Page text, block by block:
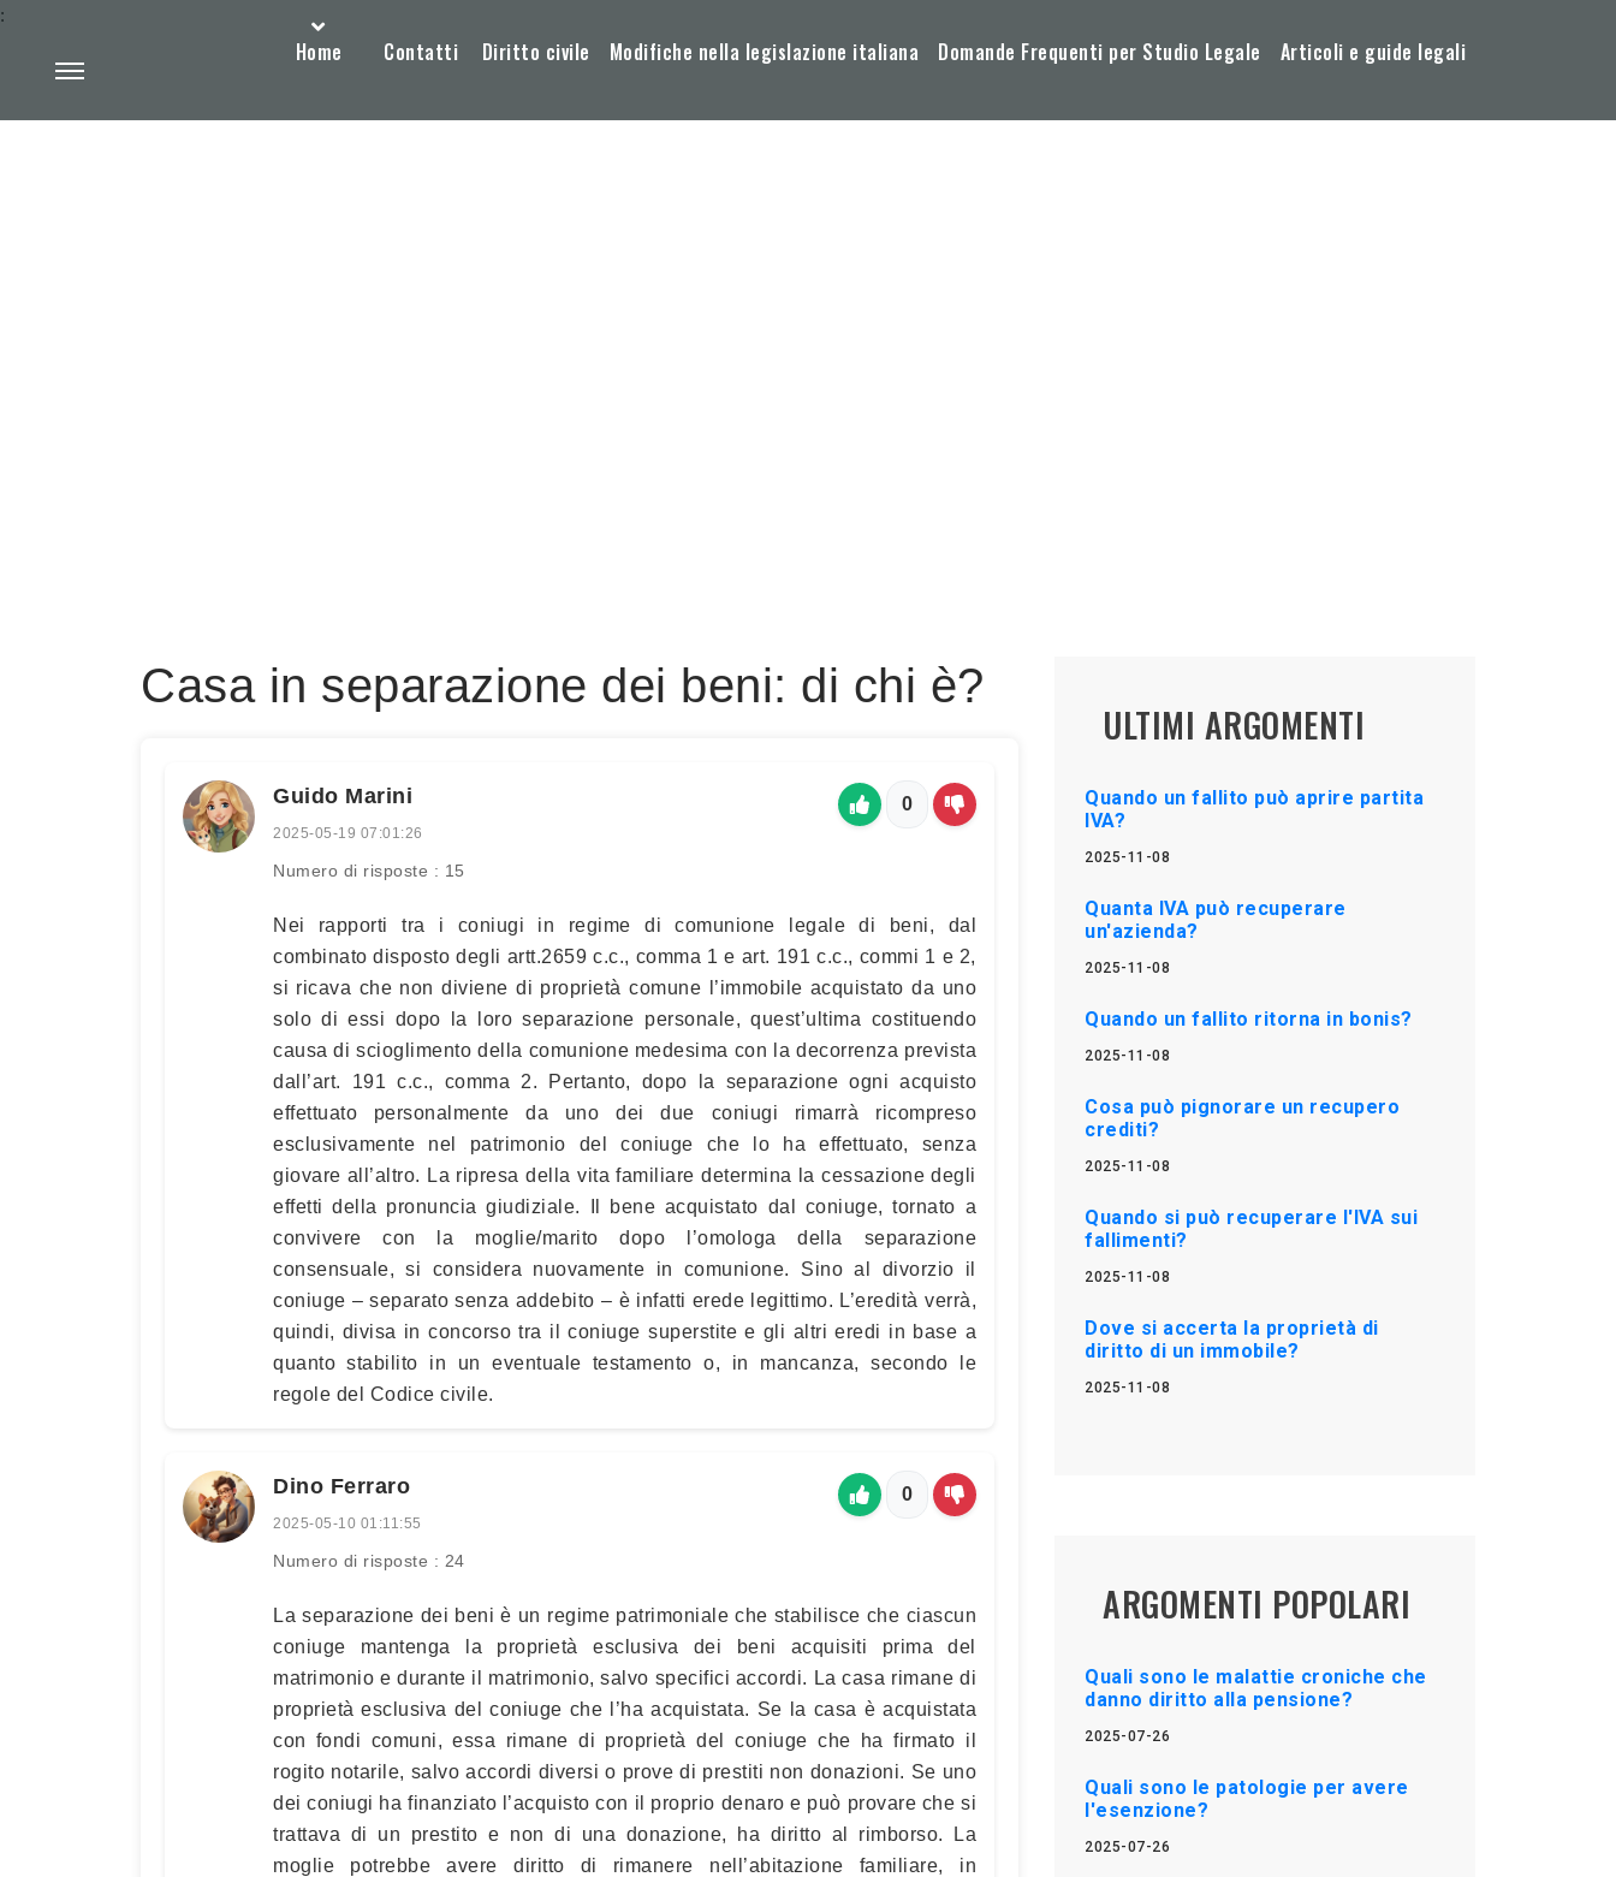
Home Contatti Diritto civile Modifiche nella legislazione italiana Domande Frequenti per Studio Legale Articoli e guide legali
:
Casa in separazione dei beni: di chi è?
Guido Marini
2025-05-19 07:01:26
Numero di risposte : 15
0
Nei rapporti tra i coniugi in regime di comunione legale di beni, dal
combinato disposto degli artt.2659 c.c., comma 1 e art. 191 c.c., commi 1 e 2,
si ricava che non diviene di proprietà comune l’immobile acquistato da uno
solo di essi dopo la loro separazione personale, quest’ultima costituendo
causa di scioglimento della comunione medesima con la decorrenza prevista
dall’art. 191 c.c., comma 2. Pertanto, dopo la separazione ogni acquisto
effettuato personalmente da uno dei due coniugi rimarrà ricompreso
esclusivamente nel patrimonio del coniuge che lo ha effettuato, senza
giovare all’altro. La ripresa della vita familiare determina la cessazione degli
effetti della pronuncia giudiziale. Il bene acquistato dal coniuge, tornato a
convivere con la moglie/marito dopo l’omologa della separazione
consensuale, si considera nuovamente in comunione. Sino al divorzio il
coniuge – separato senza addebito – è infatti erede legittimo. L’eredità verrà,
quindi, divisa in concorso tra il coniuge superstite e gli altri eredi in base a
quanto stabilito in un eventuale testamento o, in mancanza, secondo le
regole del Codice civile.
Dino Ferraro
2025-05-10 01:11:55
Numero di risposte : 24
0
La separazione dei beni è un regime patrimoniale che stabilisce che ciascun
coniuge mantenga la proprietà esclusiva dei beni acquisiti prima del
matrimonio e durante il matrimonio, salvo specifici accordi. La casa rimane di
proprietà esclusiva del coniuge che l’ha acquistata. Se la casa è acquistata
con fondi comuni, essa rimane di proprietà del coniuge che ha firmato il
rogito notarile, salvo accordi diversi o prove di prestiti non donazioni. Se uno
dei coniugi ha finanziato l’acquisto con il proprio denaro e può provare che si
trattava di un prestito e non di una donazione, ha diritto al rimborso. La
moglie potrebbe avere diritto di rimanere nell’abitazione familiare, in
ULTIMI ARGOMENTI
Quando un fallito può aprire partita
IVA?
2025-11-08
Quanta IVA può recuperare
un'azienda?
2025-11-08
Quando un fallito ritorna in bonis?
2025-11-08
Cosa può pignorare un recupero
crediti?
2025-11-08
Quando si può recuperare l'IVA sui
fallimenti?
2025-11-08
Dove si accerta la proprietà di
diritto di un immobile?
2025-11-08
ARGOMENTI POPOLARI
Quali sono le malattie croniche che
danno diritto alla pensione?
2025-07-26
Quali sono le patologie per avere
l'esenzione?
2025-07-26